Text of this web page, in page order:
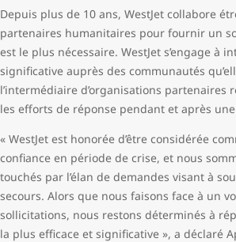
Depuis plus de 10 ans, WestJet collabore
partenaires humanitaires pour fournir un
est le plus nécessaire. WestJet s’engage à
significative auprès des communautés
l’intermédiaire d’organisations
les efforts de réponse pendant et après
« WestJet est honorée d’être considérée
confiance en période de crise, et nous
touchés par l’élan de demandes visant à
secours. Alors que nous faisons face à un
sollicitations, nous restons déterminés à
la plus efficace et significative », a déclaré